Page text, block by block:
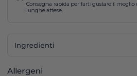
Consegna rapida per farti gustare il meglio
lunghe attese.
Ingredienti
Allergeni